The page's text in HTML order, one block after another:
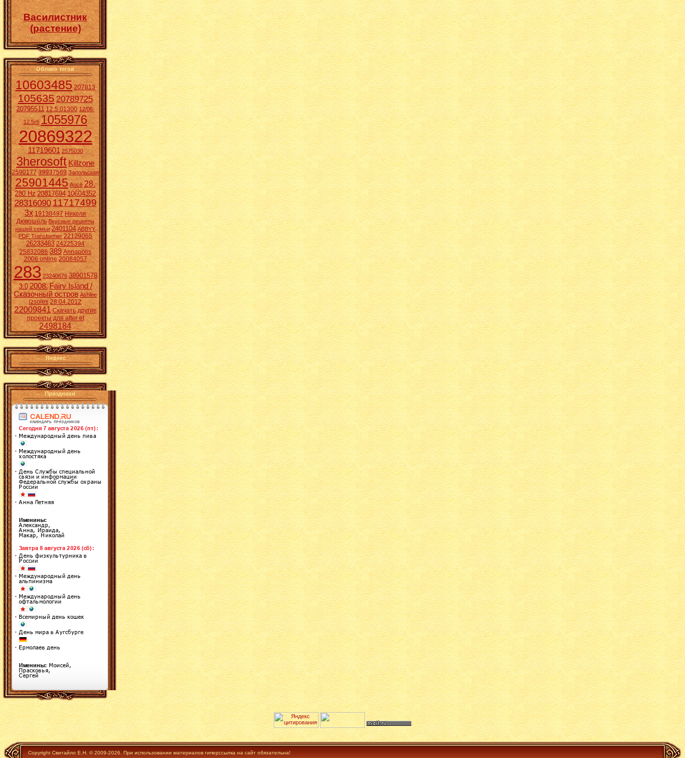
Василистник
(растение)
Облако тегов
10603485 207813
10563520789725
20795511 12.5.01300 12/06.
12.5гб 1055976
20869322
11719601 2575030
3herosoft Killzone
2590177 39937569 Запольская
25901445 Aucē 28.
280 Hz 20817694 10604352
2831609011717499
3x 19138497 Николя
Дювошель Вкусные рецепты
нашей семьи 2401104 ABBYY
PDF Transformer 22129065
26233463 24225394
25832086 389 Annapolis
2006 online 20084057
283 23240676 38901578
3:0 2008. Fairy Island /
Сказочный остров Ashlee
izsoles 28.04.2012
22009841 Скачать другие
проекты для after ef
2498184
Яндекс
Праздники
Copyright Свитайло Е.Н. © 2009-2026. При использовании материалов гиперссылка на сайт обязательна!